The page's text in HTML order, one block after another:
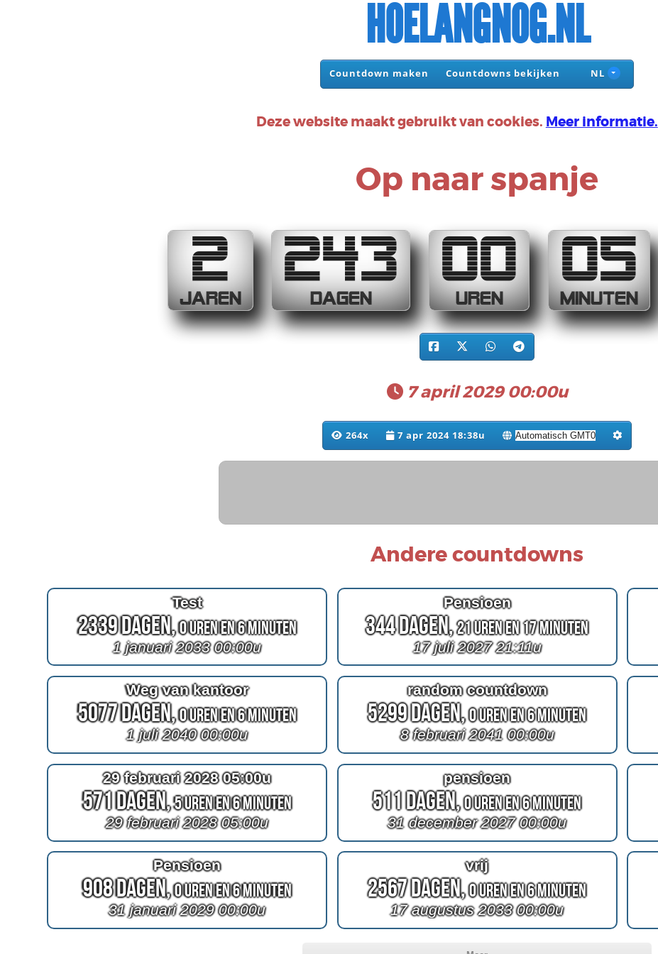
HOELANGNOG.NL
Countdown maken Countdowns bekijken NL
Deze website maakt gebruikt van cookies. Meer informatie.
Op naar spanje
2
JAREN
243
DAGEN
00
UREN
05
MINUTEN
7 april 2029 00:00u
264x 7 apr 2024 18:38u
Andere countdowns
Test
2339 Dagen,0 Uren en 6 Minuten
1 januari 2033 00:00u
Pensioen
344 Dagen,21 Uren en 17 Minuten
17 juli 2027 21:11u
Weg van kantoor
5077 Dagen,0 Uren en 6 Minuten
1 juli 2040 00:00u
random countdown
5299 Dagen,0 Uren en 6 Minuten
8 februari 2041 00:00u
29 februari 2028 05:00u
571 Dagen,5 Uren en 6 Minuten
29 februari 2028 05:00u
pensioen
511 Dagen,0 Uren en 6 Minuten
31 december 2027 00:00u
Pensioen
908 Dagen,0 Uren en 6 Minuten
31 januari 2029 00:00u
vrij
2567 Dagen,0 Uren en 6 Minuten
17 augustus 2033 00:00u